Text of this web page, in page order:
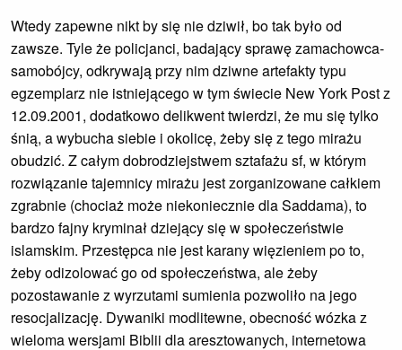
Wtedy zapewne nikt by się nie dziwił, bo tak było od
zawsze. Tyle że policjanci, badający sprawę zamachowca-
samobójcy, odkrywają przy nim dziwne artefakty typu
egzemplarz nie istniejącego w tym świecie New York Post z
12.09.2001, dodatkowo delikwent twierdzi, że mu się tylko
śnią, a wybucha siebie i okolicę, żeby się z tego mirażu
obudzić. Z całym dobrodziejstwem sztafażu sf, w którym
rozwiązanie tajemnicy mirażu jest zorganizowane całkiem
zgrabnie (chociaż może niekoniecznie dla Saddama), to
bardzo fajny kryminał dziejący się w społeczeństwie
islamskim. Przestępca nie jest karany więzieniem po to,
żeby odizolować go od społeczeństwa, ale żeby
pozostawanie z wyrzutami sumienia pozwoliło na jego
resocjalizację. Dywaniki modlitewne, obecność wózka z
wieloma wersjami Biblii dla aresztowanych, internetowa